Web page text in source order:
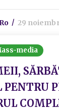
29
media
PENTRU